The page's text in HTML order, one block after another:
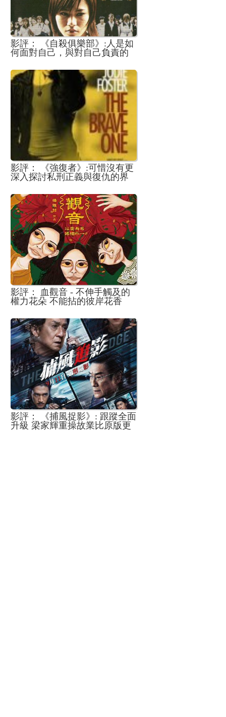
影評： 《自殺俱樂部》:人是如
何面對自己，與對自己負責的
影評： 《強復者》:可惜沒有更
深入探討私刑正義與復仇的界
影評： 血觀音 - 不伸手觸及的
權力花朵 不能拈的彼岸花香
影評： 《捕風捉影》: 跟蹤全面
升級 梁家輝重操故業比原版更